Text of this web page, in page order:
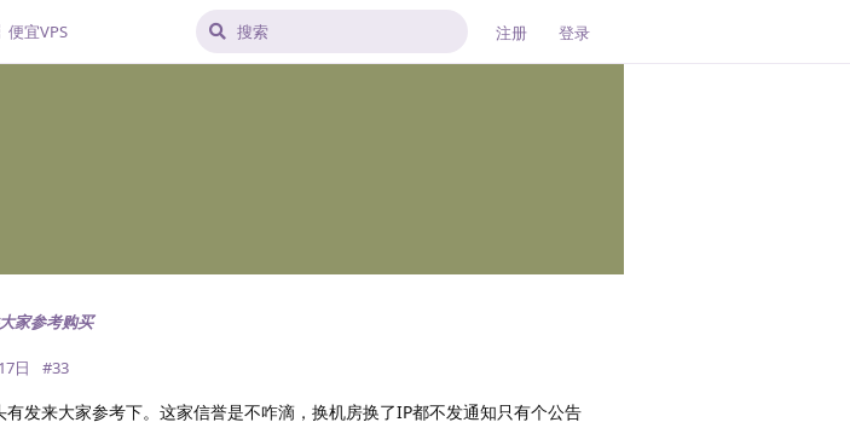
便宜VPS 注册 登录
家参考购买
日 #33
有发来大家参考下。这家信誉是不咋滴，换机房换了IP都不发通知只有个公告